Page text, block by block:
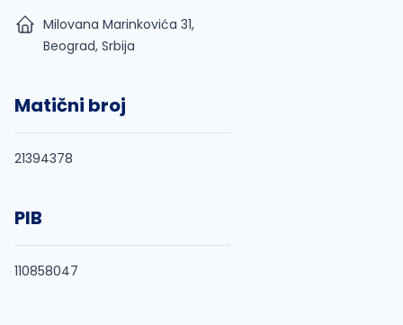
Milovana Marinkovića 31,
Beograd, Srbija
Matični broj
21394378
PIB
110858047